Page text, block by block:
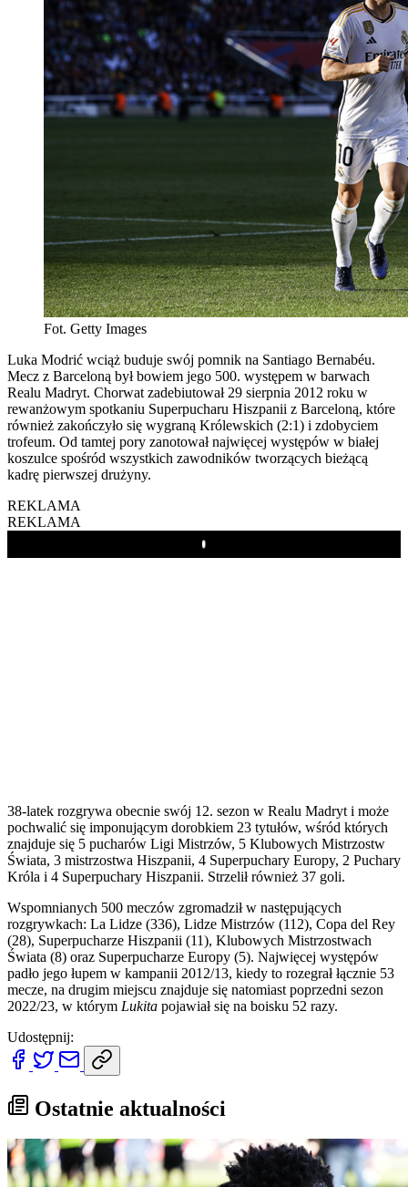
Fot. Getty Images
Luka Modrić wciąż buduje swój pomnik na Santiago Bernabéu.
Mecz z Barceloną był bowiem jego 500. występem w barwach
Realu Madryt. Chorwat zadebiutował 29 sierpnia 2012 roku w
rewanżowym spotkaniu Superpucharu Hiszpanii z Barceloną, które
również zakończyło się wygraną Królewskich (2:1) i zdobyciem
trofeum. Od tamtej pory zanotował najwięcej występów w białej
koszulce spośród wszystkich zawodników tworzących bieżącą
kadrę pierwszej drużyny.
REKLAMA
REKLAMA
Play
38-latek rozgrywa obecnie swój 12. sezon w Realu Madryt i może
pochwalić się imponującym dorobkiem 23 tytułów, wśród których
znajduje się 5 pucharów Ligi Mistrzów, 5 Klubowych Mistrzostw
Świata, 3 mistrzostwa Hiszpanii, 4 Superpuchary Europy, 2 Puchary
Króla i 4 Superpuchary Hiszpanii. Strzelił również 37 goli.
Wspomnianych 500 meczów zgromadził w następujących
rozgrywkach: La Lidze (336), Lidze Mistrzów (112), Copa del Rey
(28), Superpucharze Hiszpanii (11), Klubowych Mistrzostwach
Świata (8) oraz Superpucharze Europy (5). Najwięcej występów
padło jego łupem w kampanii 2012/13, kiedy to rozegrał łącznie 53
mecze, na drugim miejscu znajduje się natomiast poprzedni sezon
2022/23, w którym Lukita pojawiał się na boisku 52 razy.
Udostępnij:
Ostatnie aktualności